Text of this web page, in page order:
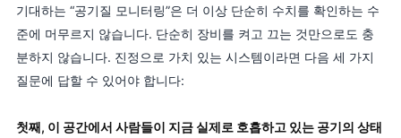
기대하는 “공기질 모니터링”은 더 이상 단순히 수치를 확인하는 수
준에 머무르지 않습니다. 단순히 장비를 켜고 끄는 것만으로도 충
분하지 않습니다. 진정으로 가치 있는 시스템이라면 다음 세 가지
질문에 답할 수 있어야 합니다:
첫째, 이 공간에서 사람들이 지금 실제로 호흡하고 있는 공기의 상태